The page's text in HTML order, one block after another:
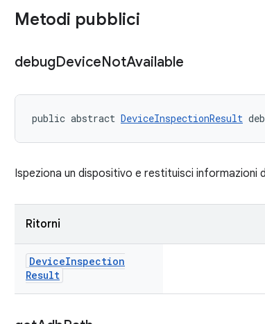
Metodi pubblici
debugDeviceNotAvailable
public abstract DeviceInspectionResult
Ispeziona un dispositivo e restituisci informazioni
Ritorni
DeviceInspection
Result